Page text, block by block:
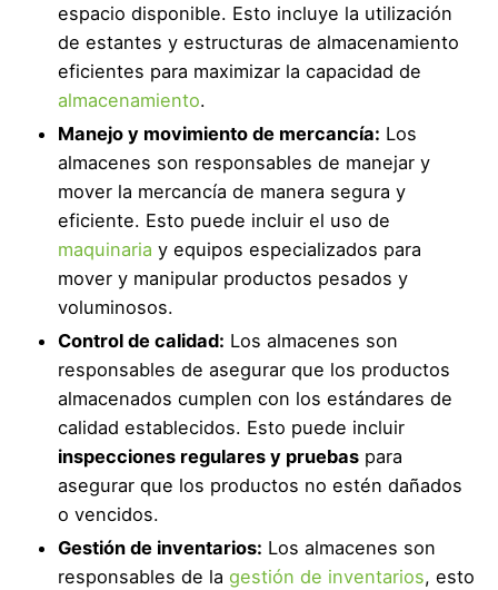
espacio disponible. Esto incluye la utilización
de estantes y estructuras de almacenamiento
eficientes para maximizar la capacidad de
almacenamiento.
Manejo y movimiento de mercancía: Los
almacenes son responsables de manejar y
mover la mercancía de manera segura y
eficiente. Esto puede incluir el uso de
maquinaria y equipos especializados para
mover y manipular productos pesados y
voluminosos.
Control de calidad: Los almacenes son
responsables de asegurar que los productos
almacenados cumplen con los estándares de
calidad establecidos. Esto puede incluir
inspecciones regulares y pruebas para
asegurar que los productos no estén dañados
o vencidos.
Gestión de inventarios: Los almacenes son
responsables de la gestión de inventarios, esto